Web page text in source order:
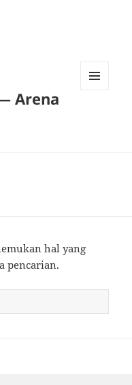
Arena
hal yang
pencarian.